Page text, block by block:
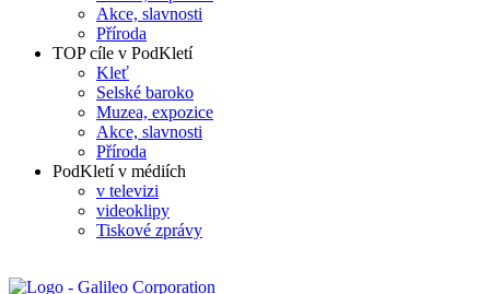
Akce, slavnosti
Příroda
TOP cíle v PodKletí
Kleť
Selské baroko
Muzea, expozice
Akce, slavnosti
Příroda
PodKletí v médiích
v televizi
videoklipy
Tiskové zprávy